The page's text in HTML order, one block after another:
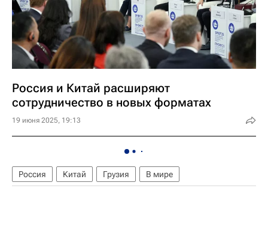
Россия и Китай расширяют
сотрудничество в новых форматах
19 июня 2025, 19:13
Россия Китай Грузия В мире